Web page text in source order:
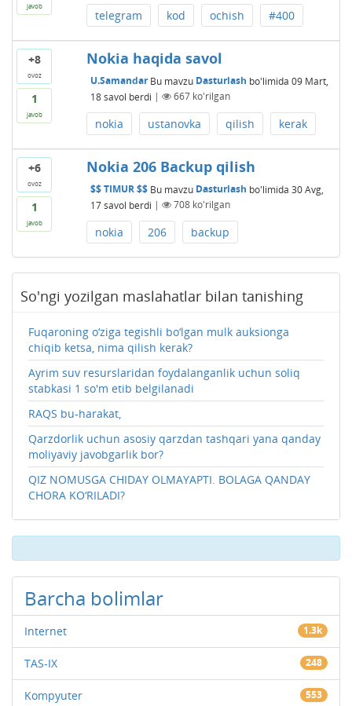
javob
telegram kod ochish #400
+8
ovoz
1
javob
Nokia haqida savol
U.Samandar Bu mavzu Dasturlash bo'limida 09 Mart,
18 savol berdi | 667ko'rilgan
nokia ustanovka qilish kerak
+6
ovoz
1
javob
Nokia 206 Backup qilish
$$ TIMUR $$ Bu mavzu Dasturlash bo'limida 30 Avg,
17 savol berdi | 708ko'rilgan
nokia 206 backup
So'ngi yozilgan maslahatlar bilan tanishing
Fuqaroning o‘ziga tegishli bo‘lgan mulk auksionga
chiqib ketsa, nima qilish kerak?
Ayrim suv resurslaridan foydalanganlik uchun soliq
stabkasi 1 so'm etib belgilanadi
RAQS bu-harakat,
Qarzdorlik uchun asosiy qarzdan tashqari yana qanday
moliyaviy javobgarlik bor?
QIZ NOMUSGA CHIDAY OLMAYAPTI. BOLAGA QANDAY
CHORA KO‘RILADI?
Barcha bolimlar
Internet 1.3k
TAS-IX 248
Kompyuter 553